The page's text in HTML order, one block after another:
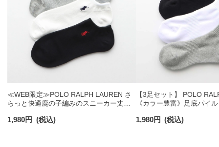
≪WEB限定≫POLO RALPH LAUREN さ
らっと快適鹿の子編みのスニーカー丈ソ
ズ レディース 92022800
1,980円 (税込)
【3足セット】 POLO
《カラー豊富》足底パイ
ンズ 92009604
1,980円 (税込)